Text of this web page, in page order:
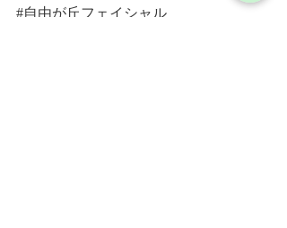
#自由が丘フェイシャル